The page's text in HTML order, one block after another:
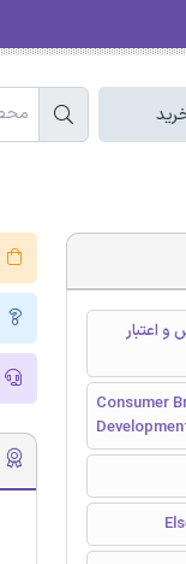
اعتبار
Consumer